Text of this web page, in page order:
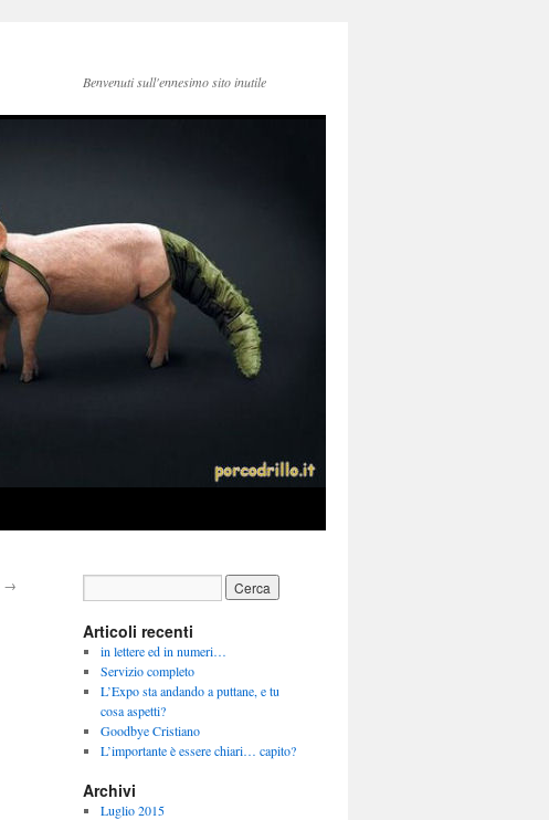
Benvenuti sull'ennesimo sito inutile
→
Articoli recenti
in lettere ed in numeri…
Servizio completo
L’Expo sta andando a puttane, e tu
cosa aspetti?
Goodbye Cristiano
L’importante è essere chiari… capito?
Archivi
Luglio 2015